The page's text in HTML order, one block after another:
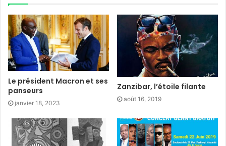
Le président Macron et ses
panseurs
janvier 18, 2023
Zanzibar, l’étoile filante
août 16, 2019